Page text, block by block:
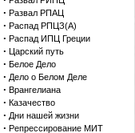
· Развал РПАЦ
· Распад РПЦЗ(А)
· Распад ИПЦ Греции
· Царский путь
· Белое Дело
· Дело о Белом Деле
· Врангелиана
· Казачество
· Дни нашей жизни
· Репрессирование МИТ